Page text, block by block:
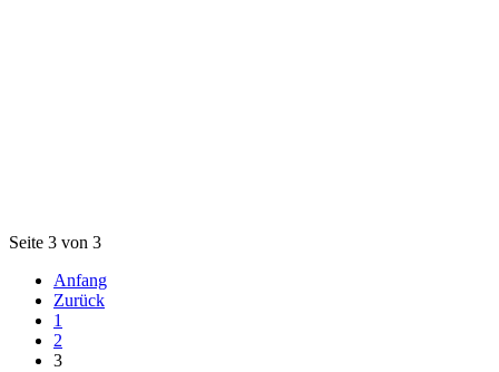
Seite 3 von 3
Anfang
Zurück
1
2
3